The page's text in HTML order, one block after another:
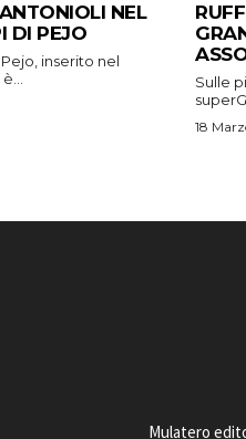
NEL
DI PEJO
inserito nel
Sulle
18
Mulatero